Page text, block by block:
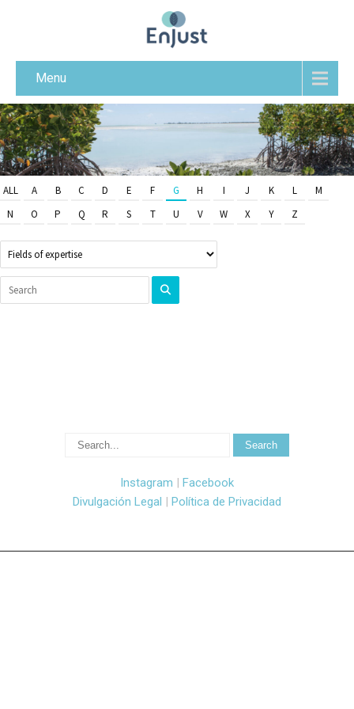
Menu
ALL A B C D E F G H I J K L
M
N
O P Q R S T U V W X Y Z
Instagram | Facebook
Divulgación Legal | Política de Privacidad